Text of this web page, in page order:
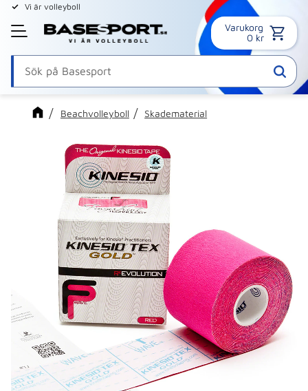
Meny
Vi är volleyboll
Varukorg
0 kr
Beachvolleyboll Skadematerial